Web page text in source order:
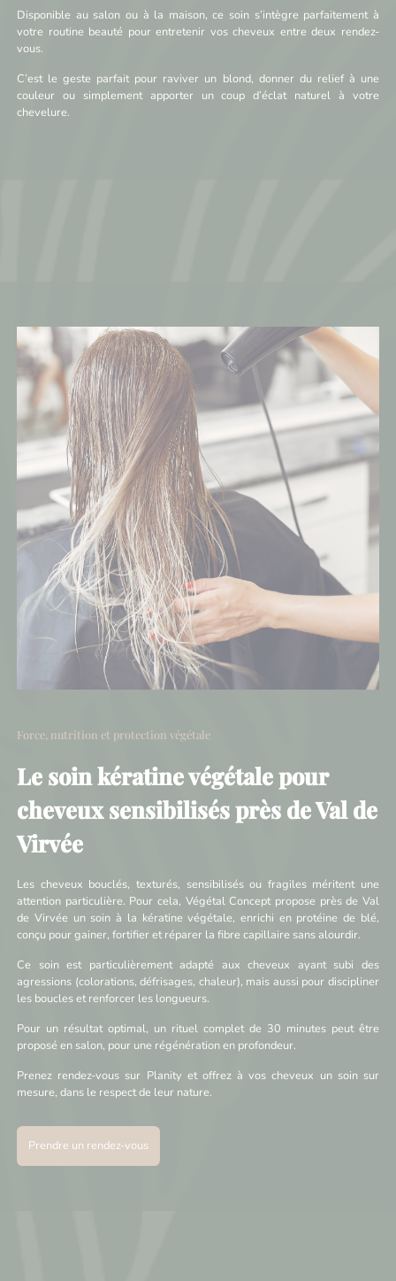
Disponible au salon ou à la maison, ce soin s’intègre parfaitement à
votre routine beauté pour entretenir vos cheveux entre deux rendez-
vous.
C’est le geste parfait pour raviver un blond, donner du relief à une
couleur ou simplement apporter un coup d’éclat naturel à votre
chevelure.
Force, nutrition et protection végétale
Le soin kératine végétale pour
cheveux sensibilisés près de Val de
Virvée
Les cheveux bouclés, texturés, sensibilisés ou fragiles méritent une
attention particulière. Pour cela, Végétal Concept propose près de Val
de Virvée un soin à la kératine végétale, enrichi en protéine de blé,
conçu pour gainer, fortifier et réparer la fibre capillaire sans alourdir.
Ce soin est particulièrement adapté aux cheveux ayant subi des
agressions (colorations, défrisages, chaleur), mais aussi pour discipliner
les boucles et renforcer les longueurs.
Pour un résultat optimal, un rituel complet de 30 minutes peut être
proposé en salon, pour une régénération en profondeur.
Prenez rendez-vous sur Planity et offrez à vos cheveux un soin sur
mesure, dans le respect de leur nature.
Prendre un rendez-vous